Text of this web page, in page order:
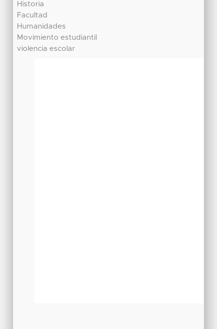
Historia
Facultad
Humanidades
Movimiento estudiantil
violencia escolar